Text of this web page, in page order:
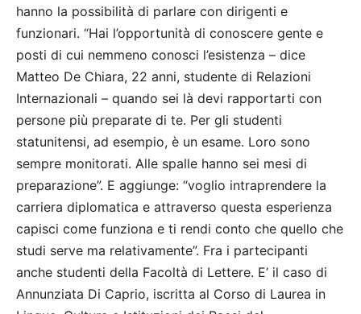
hanno la possibilità di parlare con dirigenti e
funzionari. “Hai l’opportunità di conoscere gente e
posti di cui nemmeno conosci l’esistenza – dice
Matteo De Chiara, 22 anni, studente di Relazioni
Internazionali – quando sei là devi rapportarti con
persone più preparate di te. Per gli studenti
statunitensi, ad esempio, è un esame. Loro sono
sempre monitorati. Alle spalle hanno sei mesi di
preparazione”. E aggiunge: “voglio intraprendere la
carriera diplomatica e attraverso questa esperienza
capisci come funziona e ti rendi conto che quello che
studi serve ma relativamente”. Fra i partecipanti
anche studenti della Facoltà di Lettere. E’ il caso di
Annunziata Di Caprio, iscritta al Corso di Laurea in